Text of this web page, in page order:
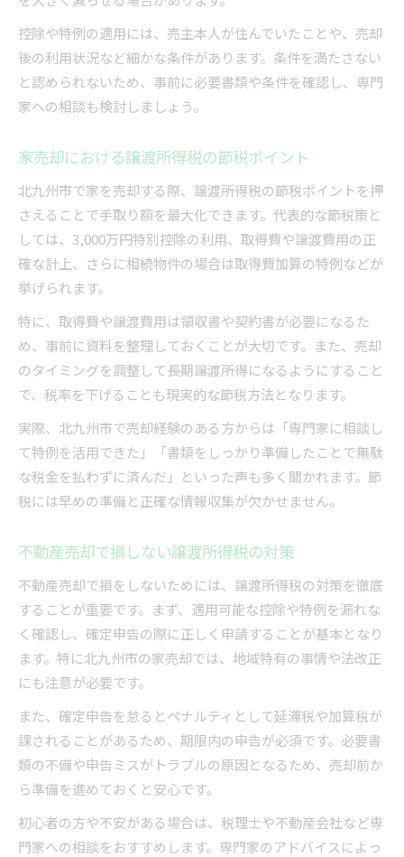
控除や特例の適用には、売主本人が住んでいたことや、売却
後の利用状況など細かな条件があります。条件を満たさない
と認められないため、事前に必要書類や条件を確認し、専門
家への相談も検討しましょう。
家売却における譲渡所得税の節税ポイント
北九州市で家を売却する際、譲渡所得税の節税ポイントを押
さえることで手取り額を最大化できます。代表的な節税策と
しては、3,000万円特別控除の利用、取得費や譲渡費用の正
確な計上、さらに相続物件の場合は取得費加算の特例などが
挙げられます。
特に、取得費や譲渡費用は領収書や契約書が必要になるた
め、事前に資料を整理しておくことが大切です。また、売却
のタイミングを調整して長期譲渡所得になるようにすること
で、税率を下げることも現実的な節税方法となります。
実際、北九州市で売却経験のある方からは「専門家に相談し
て特例を活用できた」「書類をしっかり準備したことで無駄
な税金を払わずに済んだ」といった声も多く聞かれます。節
税には早めの準備と正確な情報収集が欠かせません。
不動産売却で損しない譲渡所得税の対策
不動産売却で損をしないためには、譲渡所得税の対策を徹底
することが重要です。まず、適用可能な控除や特例を漏れな
く確認し、確定申告の際に正しく申請することが基本となり
ます。特に北九州市の家売却では、地域特有の事情や法改正
にも注意が必要です。
また、確定申告を怠るとペナルティとして延滞税や加算税が
課されることがあるため、期限内の申告が必須です。必要書
類の不備や申告ミスがトラブルの原因となるため、売却前か
ら準備を進めておくと安心です。
初心者の方や不安がある場合は、税理士や不動産会社など専
門家への相談をおすすめします。専門家のアドバイスによっ